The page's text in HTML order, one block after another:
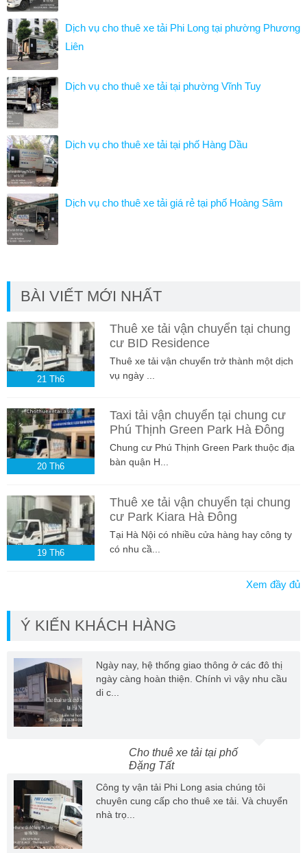
Dịch vụ cho thuê xe tải Phi Long tại phường Phương
Liên
Dịch vụ cho thuê xe tải tại phường Vĩnh Tuy
Dịch vụ cho thuê xe tải tại phố Hàng Dầu
Dịch vụ cho thuê xe tải giá rẻ tại phố Hoàng Sâm
BÀI VIẾT MỚI NHẤT
21 Th6
Thuê xe tải vận chuyển tại chung
cư BID Residence
Thuê xe tải vận chuyển trở thành một dịch
vụ ngày ...
20 Th6
Taxi tải vận chuyển tại chung cư
Phú Thịnh Green Park Hà Đông
Chung cư Phú Thịnh Green Park thuộc địa
bàn quận H...
19 Th6
Thuê xe tải vận chuyển tại chung
cư Park Kiara Hà Đông
Tại Hà Nội có nhiều cửa hàng hay công ty
có nhu cầ...
Xem đầy đủ
Ý KIẾN KHÁCH HÀNG
Ngày nay, hệ thống giao thông ở các đô thị
ngày càng hoàn thiện. Chính vì vậy nhu cầu
di c...
Cho thuê xe tải tại phố
Đặng Tất
Công ty vận tải Phi Long asia chúng tôi
chuyên cung cấp cho thuê xe tải. Và chuyển
nhà trọ...